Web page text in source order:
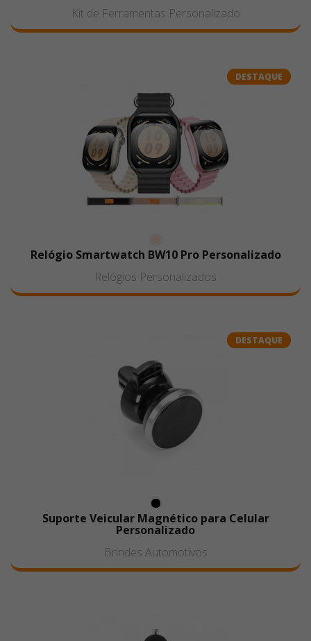
Kit de Ferramentas Personalizado
DESTAQUE
Relógio Smartwatch BW10 Pro Personalizado
Relógios Personalizados
DESTAQUE
Suporte Veicular Magnético para Celular
Personalizado
Brindes Automotivos